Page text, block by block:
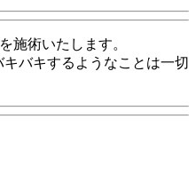
施術いたします。
バキするようなことは一切